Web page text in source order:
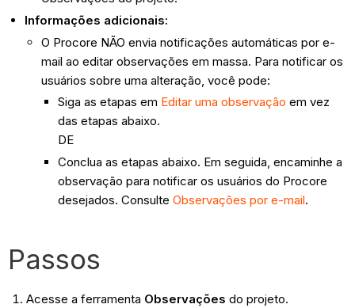
Informações adicionais:
O Procore NÃO envia notificações automáticas por e-
mail ao editar observações em massa. Para notificar os
usuários sobre uma alteração, você pode:
Siga as etapas em Editar uma observação em vez
das etapas abaixo.
DE
Conclua as etapas abaixo. Em seguida, encaminhe a
observação para notificar os usuários do Procore
desejados. ConsulteObservações por e-mail.
Passos
Acesse a ferramenta Observações do projeto.